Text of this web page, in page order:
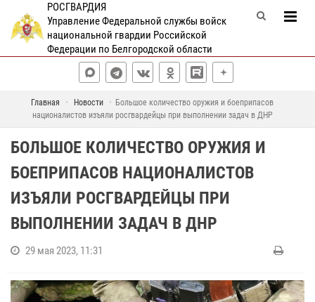
РОСГВАРДИЯ
Управление Федеральной службы войск
национальной гвардии Российской
Федерации по Белгородской области
Главная Новости
Большое количество оружия и боеприпасов
националистов изъяли росгвардейцы при выполнении задач в ДНР
БОЛЬШОЕ КОЛИЧЕСТВО ОРУЖИЯ И
БОЕПРИПАСОВ НАЦИОНАЛИСТОВ
ИЗЪЯЛИ РОСГВАРДЕЙЦЫ ПРИ
ВЫПОЛНЕНИИ ЗАДАЧ В ДНР
29 мая 2023, 11:31